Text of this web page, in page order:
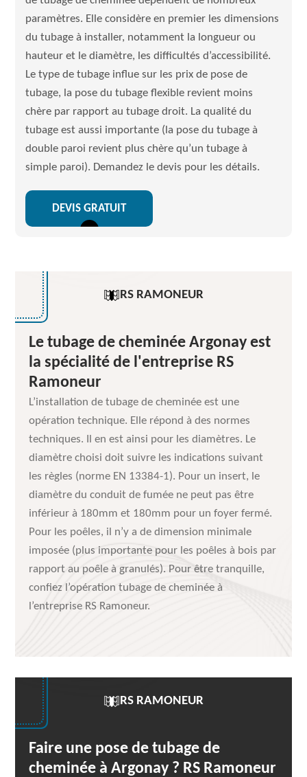
paramètres. Elle considère en premier les dimensions
du tubage à installer, notamment la longueur ou
hauteur et le diamètre, les difficultés d’accessibilité.
Le type de tubage influe sur les prix de pose de
tubage, la pose du tubage flexible revient moins
chère par rapport au tubage droit. La qualité du
tubage est aussi importante (la pose du tubage à
double paroi revient plus chère qu’un tubage à
simple paroi). Demandez le devis pour les détails.
DEVIS GRATUIT
RS RAMONEUR
Le tubage de cheminée Argonay est
la spécialité de l'entreprise RS
Ramoneur
L’installation de tubage de cheminée est une
opération technique. Elle répond à des normes
techniques. Il en est ainsi pour les diamètres. Le
diamètre choisi doit suivre les indications suivant
les règles (norme EN 13384-1). Pour un insert, le
diamètre du conduit de fumée ne peut pas être
inférieur à 180mm et 180mm pour un foyer fermé.
Pour les poêles, il n’y a de dimension minimale
imposée (plus importante pour les poêles à bois par
rapport au poêle à granulés). Pour être tranquille,
confiez l’opération tubage de cheminée à
l’entreprise RS Ramoneur.
RS RAMONEUR
Faire une pose de tubage de
cheminée à Argonay ? RS Ramoneur